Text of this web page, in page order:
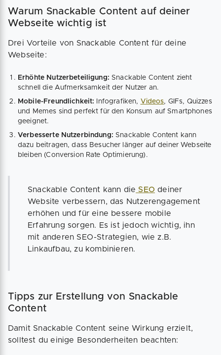
Warum Snackable Content auf deiner
Webseite wichtig ist
Drei Vorteile von Snackable Content für deine
Webseite:
Erhöhte Nutzerbeteiligung:Snackable Content zieht
schnell die Aufmerksamkeit der Nutzer an.
Mobile-Freundlichkeit:
Infografiken, Videos, GIFs, Quizzes
und Memes sind perfekt für den Konsum auf Smartphones
geeignet.
Verbesserte Nutzerbindung:Snackable Content kann
dazu beitragen, dass Besucher länger auf deiner Webseite
bleiben (Conversion Rate Optimierung).
Snackable Content kann die SEO deiner
Website verbessern, das Nutzerengagement
erhöhen und für eine bessere mobile
Erfahrung sorgen. Es ist jedoch wichtig, ihn
mit anderen SEO-Strategien, wie z.B.
Linkaufbau, zu kombinieren.
Tipps zur Erstellung von Snackable
Content
Damit Snackable Content seine Wirkung erzielt,
solltest du einige Besonderheiten beachten: